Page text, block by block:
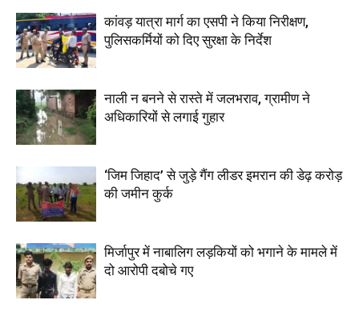
कांवड़ यात्रा मार्ग का एसपी ने किया निरीक्षण,
पुलिसकर्मियों को दिए सुरक्षा के निर्देश
नाली न बनने से रास्ते में जलभराव, ग्रामीण ने
अधिकारियों से लगाई गुहार
‘जिम जिहाद’ से जुड़े गैंग लीडर इमरान की डेढ़ करोड़
की जमीन कुर्क
मिर्जापुर में नाबालिग लड़कियों को भगाने के मामले में
दो आरोपी दबोचे गए